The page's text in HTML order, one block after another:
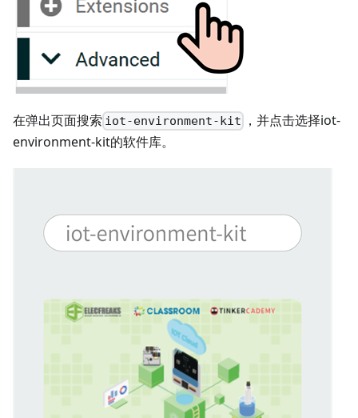
在弹出页面搜索 iot-environment-kit
，并点击选择iot-
environment-kit的软件库。